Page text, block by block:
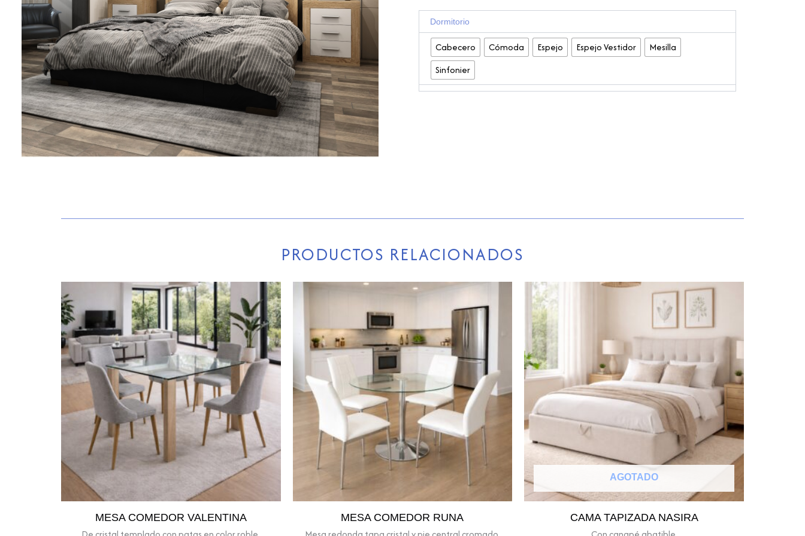
Dormitorio
Cabecero Cómoda Espejo Espejo Vestidor
Mesilla
Sinfonier
DAFNE
cantidad
PRODUCTOS RELACIONADOS
MESA COMEDOR VALENTINA MESA COMEDOR RUNA
AGOTADO
CAMA TAPIZADA NASIRA